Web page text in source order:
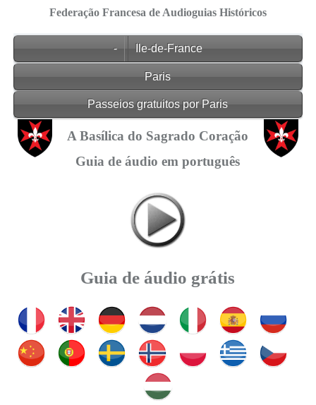
Federação Francesa de Audioguias Históricos
- Ile-de-France
Paris
Passeios gratuitos por Paris
A Basílica do Sagrado Coração
Guia de áudio em português
Guia de áudio grátis